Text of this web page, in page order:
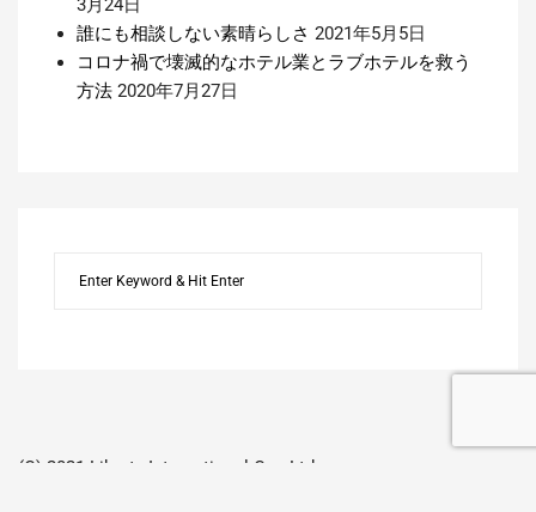
誰にも相談しない素晴らしさ 2021年5月5日
コロナ禍で壊滅的なホテル業とラブホテルを救う
方法 2020年7月27日
(C) 2021 Liberty International Co., Ltd